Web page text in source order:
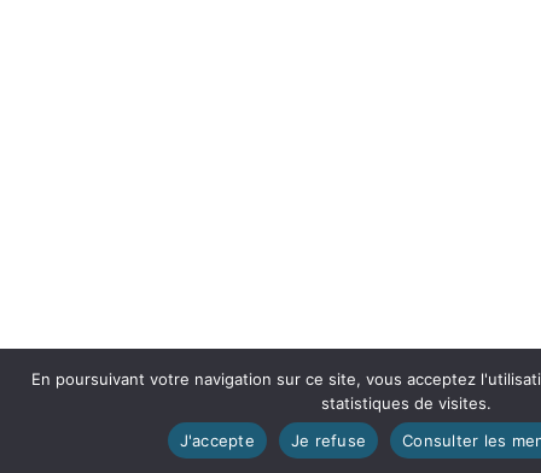
En poursuivant votre navigation sur ce site, vous acceptez
statistiques de visites.
J'accepte
Je refuse Consulter les